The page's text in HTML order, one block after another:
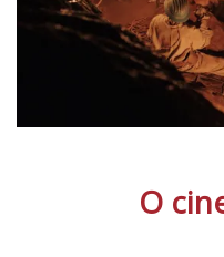
O